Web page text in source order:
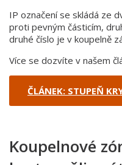
IP označení se skládá ze
proti pevným částicím,
druhé číslo je v koupelně
Více se dozvíte v našem
ČLÁNEK: STUPEŇ
Koupelnové